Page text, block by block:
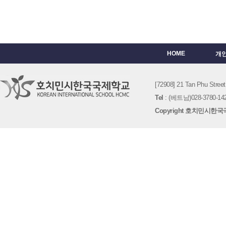
HOME 개
[72908] 21 Tan Phu
Tel : (베트남)028-3780-
Copyright 호치민시한국